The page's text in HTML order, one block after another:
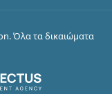
Όλα τα δικαιώματα